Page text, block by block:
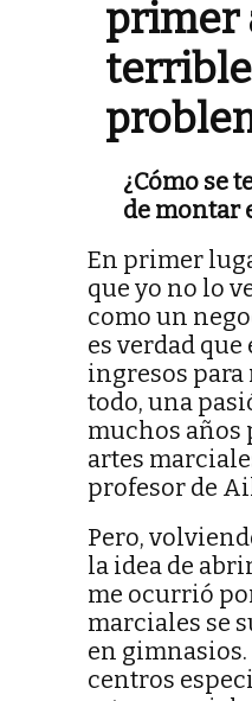
primer
¿Cómo se
de montar
En primer
que yo no lo
como un
es verdad que
ingresos para
todo, una
muchos años
artes
profesor de
Pero,
la idea de
me ocurrió
marciales se
en gimnasios.
centros